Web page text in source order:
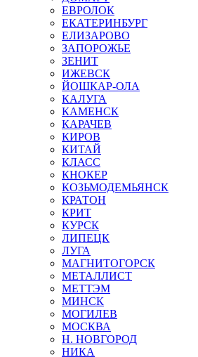
ЕВРОЛОК
ЕКАТЕРИНБУРГ
ЕЛИЗАРОВО
ЗАПОРОЖЬЕ
ЗЕНИТ
ИЖЕВСК
ЙОШКАР-ОЛА
КАЛУГА
КАМЕНСК
КАРАЧЕВ
КИРОВ
КИТАЙ
КЛАСС
КНОКЕР
КОЗЬМОДЕМЬЯНСК
КРАТОН
КРИТ
КУРСК
ЛИПЕЦК
ЛУГА
МАГНИТОГОРСК
МЕТАЛЛИСТ
МЕТТЭМ
МИНСК
МОГИЛЕВ
МОСКВА
Н. НОВГОРОД
НИКА